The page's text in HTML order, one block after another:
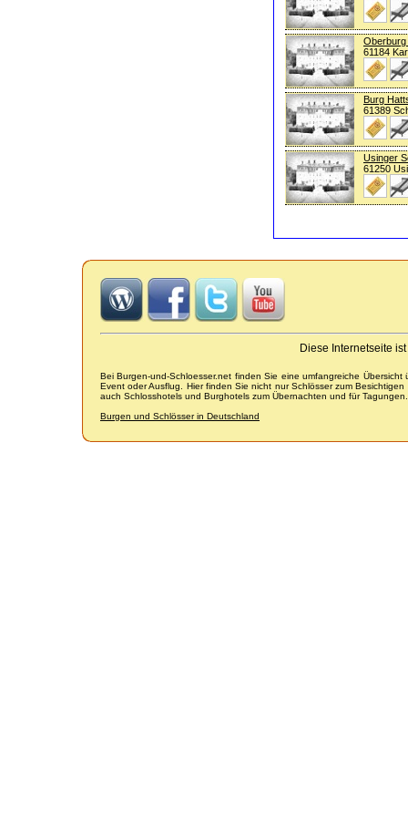
61184
Burg
61389
Usinger
61250
Diese Internetseite
Bei Burgen-und-Schloesser.net finden Sie eine umfangreiche
Event oder Ausflug. Hier finden Sie nicht nur Schlösser zum
auch Schlosshotels und Burghotels zum Übernachten und für Tagungen.
Burgen und Schlösser in Deutschland